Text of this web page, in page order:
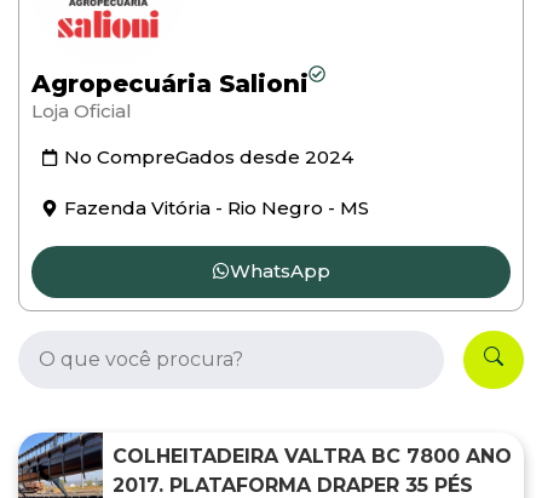
Agropecuária Salioni
Loja Oficial
No CompreGados desde 2024
Fazenda Vitória - Rio Negro - MS
WhatsApp
COLHEITADEIRA VALTRA BC 7800 ANO
2017. PLATAFORMA DRAPER 35 PÉS